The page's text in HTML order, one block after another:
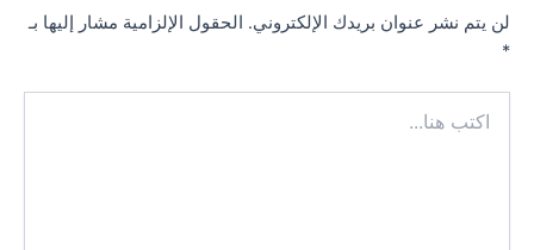
لن يتم نشر عنوان بريدك الإلكتروني. الحقول الإلزامية مشار إليها بـ
*
هنا...